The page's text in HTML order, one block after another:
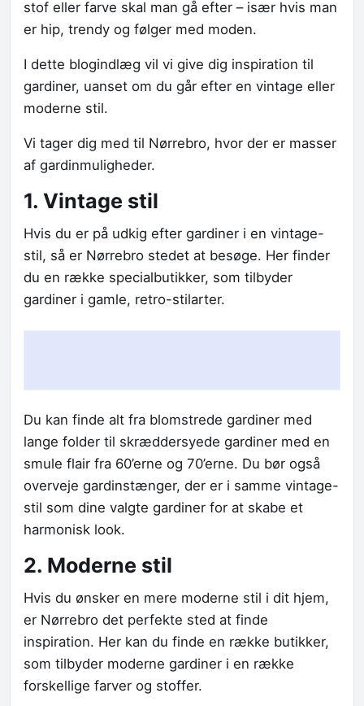
stof eller farve skal man gå efter – især hvis man
er hip, trendy og følger med moden.
I dette blogindlæg vil vi give dig inspiration til
gardiner, uanset om du går efter en vintage eller
moderne stil.
Vi tager dig med til Nørrebro, hvor der er masser
af gardinmuligheder.
1. Vintage stil
Hvis du er på udkig efter gardiner i en vintage-
stil, så er Nørrebro stedet at besøge. Her finder
du en række specialbutikker, som tilbyder
gardiner i gamle, retro-stilarter.
Du kan finde alt fra blomstrede gardiner med
lange folder til skræddersyede gardiner med en
smule flair fra 60’erne og 70’erne. Du bør også
overveje gardinstænger, der er i samme vintage-
stil som dine valgte gardiner for at skabe et
harmonisk look.
2. Moderne stil
Hvis du ønsker en mere moderne stil i dit hjem,
er Nørrebro det perfekte sted at finde
inspiration. Her kan du finde en række butikker,
som tilbyder moderne gardiner i en række
forskellige farver og stoffer.